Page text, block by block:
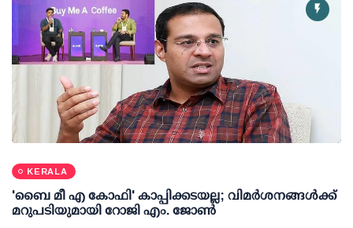
KERALA
'ബൈ മീ എ കോഫി' കാപ്പിക്കടയല്ല; വിമര്‍ശനങ്ങള്‍ക്ക്
മറുപടിയുമായി റോജി എം. ജോണ്‍